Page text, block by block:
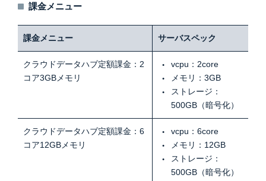
課金メニュー
課金メニュー サーバスペック
クラウドデータハブ定額課金：2
コア3GBメモリ
vcpu：2core
メモリ：3GB
ストレージ：
500GB（暗号化）
クラウドデータハブ定額課金：6
コア12GBメモリ
vcpu：6core
メモリ：12GB
ストレージ：
500GB（暗号化）